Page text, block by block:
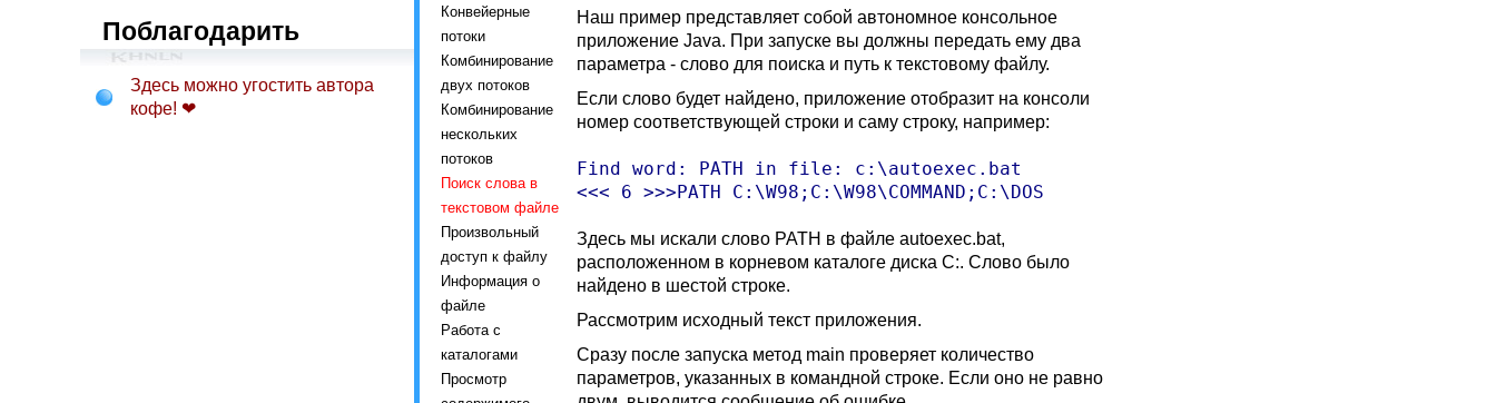
Поблагодарить
Здесь можно угостить автора
кофе! ❤
Конвейерные
потоки
Комбинирование
двух потоков
Комбинирование
нескольких
потоков
Поиск слова в
текстовом файле
Произвольный
доступ к файлу
Информация о
файле
Работа с
каталогами
Просмотр
Наш пример представляет собой автономное консольное
приложение Java. При запуске вы должны передать ему два
параметра - слово для поиска и путь к текстовому файлу.
Если слово будет найдено, приложение отобразит на консоли
номер соответствующей строки и саму строку, например:
Find word: PATH in file: c:\autoexec.bat
<<< 6 >>>PATH C:\W98;C:\W98\COMMAND;C:\DOS
Здесь мы искали слово PATH в файле autoexec.bat,
расположенном в корневом каталоге диска C:. Слово было
найдено в шестой строке.
Рассмотрим исходный текст приложения.
Сразу после запуска метод main проверяет количество
параметров, указанных в командной строке. Если оно не равно